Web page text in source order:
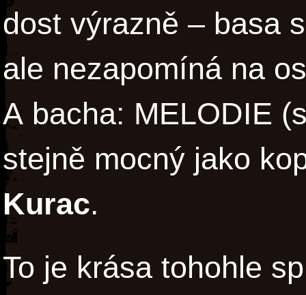
dost výrazně – basa
ale nezapomíná na
A bacha: MELODIE
stejně mocný jako
Kurac.
To je krása tohohle